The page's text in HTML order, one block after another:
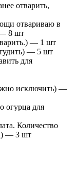
отварить,
отвариваю в
— 8 шт
— 1 шт
— 5 шт
для
исключить) —
огурца для
Количество
— 3 шт